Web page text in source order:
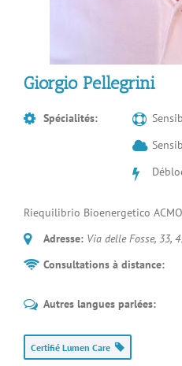
Giorgio Pellegrini
Spécialités:
Riequilibrio Bioenergetico
Adresse: Via delle Fosse, 33,
Consultations à distance:
Autres langues parlées:
Certifié Lumen Care